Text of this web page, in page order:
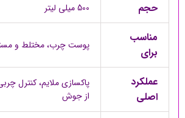
حجم 500 میلی لیتر
مناسب
برای
پوست چرب، مختلط و
عملکرد
اصلی
پاکسازی ملایم، کنترل
از جوش